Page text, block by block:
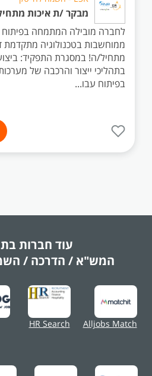
מבקר /ת איכות
לחברה מובילה המתמחה בפיתוח
ממוחשבות בטכנולוגיה
מתחיל/ה! במסגרת התפקיד: ביצוע
בתהליכי ייצור והרכבה של
בפיתוח עבו...
עוד חברות
המש"א / הדרכה /
Alljobs Match
HR Search